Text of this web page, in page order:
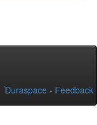
Duraspace - Feedback